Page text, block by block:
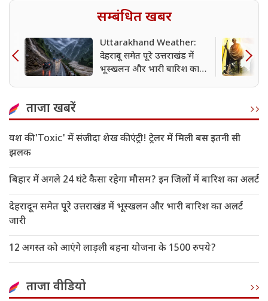
सम्बंधित खबर
Uttarakhand Weather:
देहरादून समेत पूरे उत्तराखंड में
भूस्खलन और भारी बारिश का
ताजा खबरें
यश की 'Toxic' में संजीदा शेख की एंट्री! ट्रेलर में मिली बस इतनी सी
झलक
बिहार में अगले 24 घंटे कैसा रहेगा मौसम? इन जिलों में बारिश का अलर्ट
देहरादून समेत पूरे उत्तराखंड में भूस्खलन और भारी बारिश का अलर्ट
जारी
12 अगस्त को आएंगे लाड़ली बहना योजना के 1500 रुपये?
ताजा वीडियो